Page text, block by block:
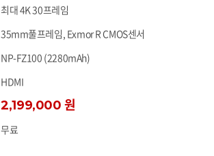
최대 4K 30프레임
35mm풀프레임, Exmor R CMOS센서
NP-FZ100 (2280mAh)
HDMI
2,199,000 원
무료